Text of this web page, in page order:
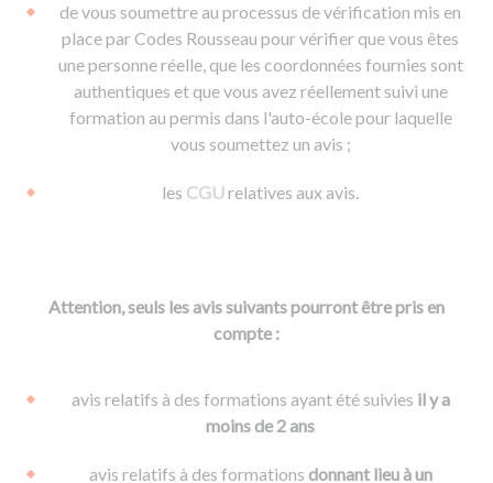
de vous soumettre au processus de vérification mis en
place par Codes Rousseau pour vérifier que vous êtes
une personne réelle, que les coordonnées fournies sont
authentiques et que vous avez réellement suivi une
formation au permis dans l'auto-école pour laquelle
vous soumettez un avis ;
les CGUrelatives aux avis.
Attention, seuls les avis suivants pourront être pris en
compte :
avis relatifs à des formations ayant été suivies il y a
moins de 2 ans
avis relatifs à des formations donnant lieu à un